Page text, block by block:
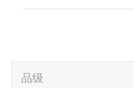
品级